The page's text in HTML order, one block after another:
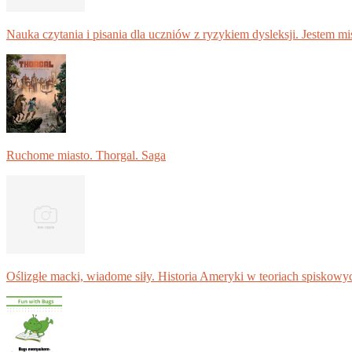
Nauka czytania i pisania dla uczniów z ryzykiem dysleksji. Jestem
Ruchome miasto. Thorgal. Saga
Oślizgłe macki, wiadome siły. Historia Ameryki w teoriach